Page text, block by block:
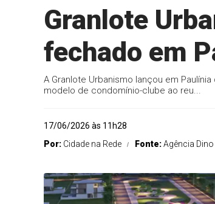
Granlote
fechado em
A Granlote Urbanismo lançou em
modelo de condomínio-clube ao reu...
17/06/2026 às 11h28
Por: Cidade na Rede Fonte:Agência Dino